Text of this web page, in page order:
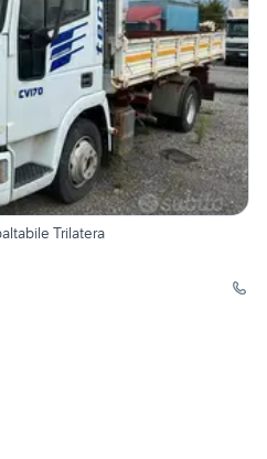
Trilatera